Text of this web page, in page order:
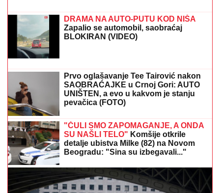
pitanju, a Jovana Jeremić tvrdi: "U
dugovima je"
Atomska bomba sa TV Prva! Srbe budi zakopčana do
grla - Kad se skine, oblinama tera u crveno
SKANDAL POSLE "ELITE"
Anastasijin otac zvao Borinu
porodicu, pa napravio DAR-MAR!